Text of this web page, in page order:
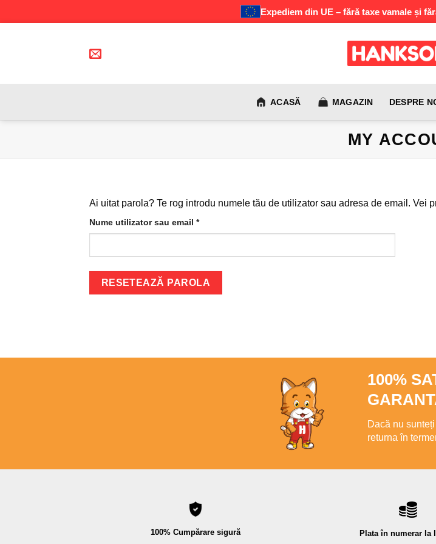
Expediem din UE – fără taxe vamale și
ACASĂ MAGAZIN DESPRE
MY
Ai uitat parola? Te rog introdu numele tău de utilizator sau adresa de email. Vei
Nume utilizator sau email *Obligatoriu
RESETEAZĂ PAROLA
100%
Dacă nu
returna în
100% Cumpărare sigură Plata în numerar la